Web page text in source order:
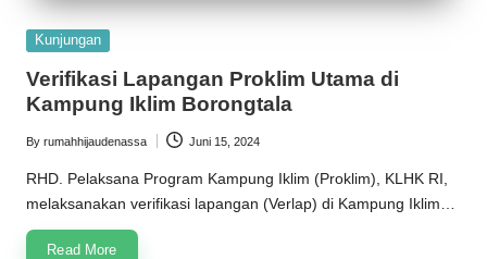
Posted
Kunjungan
Verifikasi Lapangan Proklim Utama di
Kampung Iklim Borongtala
Posted
by
By rumahhijaudenassa Juni 15, 2024
RHD. Pelaksana Program Kampung Iklim (Proklim), KLHK RI,
melaksanakan verifikasi lapangan (Verlap) di Kampung Iklim…
Read More